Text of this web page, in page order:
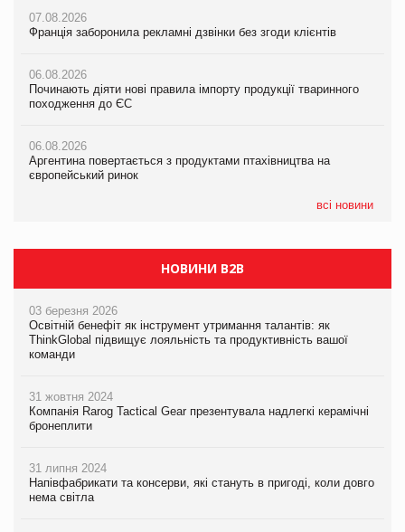
07.08.2026
Франція заборонила рекламні дзвінки без згоди клієнтів
06.08.2026
Починають діяти нові правила імпорту продукції тваринного
походження до ЄС
06.08.2026
Аргентина повертається з продуктами птахівництва на
європейський ринок
всі новини
налічуватиме 374 магазини
Російська атака 5 серпня стала одним із наймасштабніших
ударів по українському бізнесу за час повномасштабної війни
Смачне поповнення дитячого меню: у VARUS з’явилися
новинки від ТМ ТОКЕРИ
07.08.2026
Франція заборонила рекламні дзвінки без згоди клієнтів
06.08.2026
Починають діяти нові правила імпорту продукції тваринного
походження до ЄС
06.08.2026
Аргентина повертається з продуктами птахівництва на
європейський ринок
НОВИНИ B2B
03 березня 2026
Освітній бенефіт як інструмент утримання талантів: як
ThinkGlobal підвищує лояльність та продуктивність вашої
команди
31 жовтня 2024
Компанія Rarog Tactical Gear презентувала надлегкі керамічні
бронеплити
31 липня 2024
Напівфабрикати та консерви, які стануть в пригоді, коли довго
нема світла